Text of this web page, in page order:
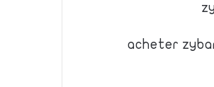
acheter